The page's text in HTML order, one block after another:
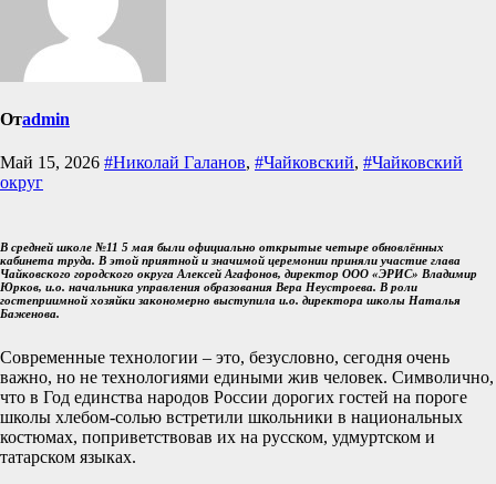
Отadmin
Май 15, 2026 #Николай Галанов, #Чайковский, #Чайковский
округ
В средней школе №11 5 мая были официально открытые четыре обновлённых
кабинета труда. В этой приятной и значимой церемонии приняли участие глава
Чайковского городского округа Алексей Агафонов, директор ООО «ЭРИС» Владимир
Юрков, и.о. начальника управления образования Вера Неустроева. В роли
гостеприимной хозяйки закономерно выступила и.о. директора школы Наталья
Баженова.
Современные технологии – это, безусловно, сегодня очень
важно, но не технологиями едиными жив человек. Символично,
что в Год единства народов России дорогих гостей на пороге
школы хлебом-солью встретили школьники в национальных
костюмах, поприветствовав их на русском, удмуртском и
татарском языках.